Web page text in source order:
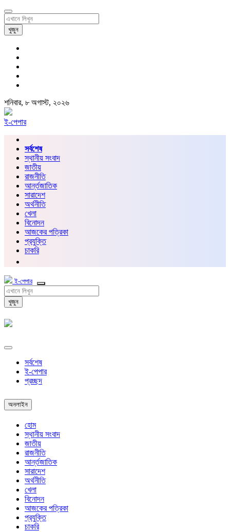
খুজুন
শনিবার, ৮ অগাস্ট, ২০২৬
ই-পেপার
সর্বশেষ
স্থানীয় সংবাদ
জাতীয়
রাজনীতি
আর্ন্তজাতিক
সারাদেশ
অর্থনীতি
খেলা
বিনোদন
আজকের পত্রিকা
প্রযুক্তি
চাকরি
ই-পেপার
খুজুন
সর্বশেষ
ই-পেপার
প্রচ্ছদ
অনলাইন
হোম
স্থানীয় সংবাদ
জাতীয়
রাজনীতি
আর্ন্তজাতিক
সারাদেশ
অর্থনীতি
খেলা
বিনোদন
আজকের পত্রিকা
প্রযুক্তি
চাকরি